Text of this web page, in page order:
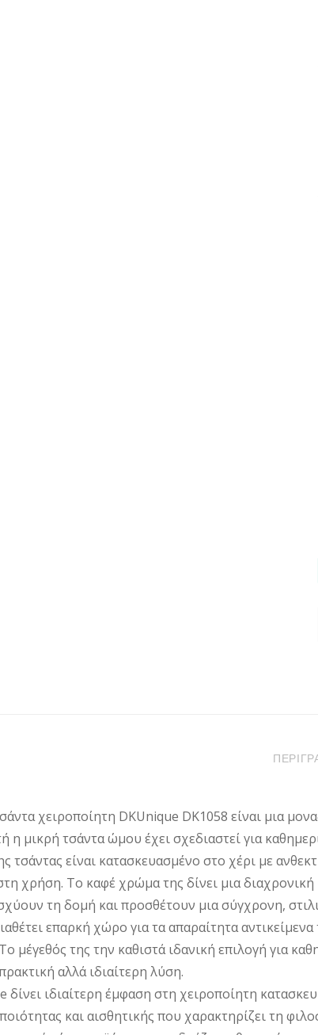
χειροποίητη DKUnique DK1058 είναι μια
η μικρή τσάντα ώμου έχει σχεδιαστεί για
τσάντας είναι κατασκευασμένο στο χέρι με
χρήση. Το καφέ χρώμα της δίνει μια
τη δομή και προσθέτουν μια σύγχρονη,
επαρκή χώρο για τα απαραίτητα
μέγεθός της την καθιστά ιδανική επιλογή για
αλλά ιδιαίτερη λύση.
δίνει ιδιαίτερη έμφαση στη χειροποίητη
και αισθητικής που χαρακτηρίζει τη